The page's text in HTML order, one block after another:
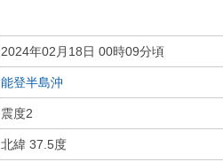
2024年02月18日 00時09分頃
能登半島沖
震度2
北緯 37.5度